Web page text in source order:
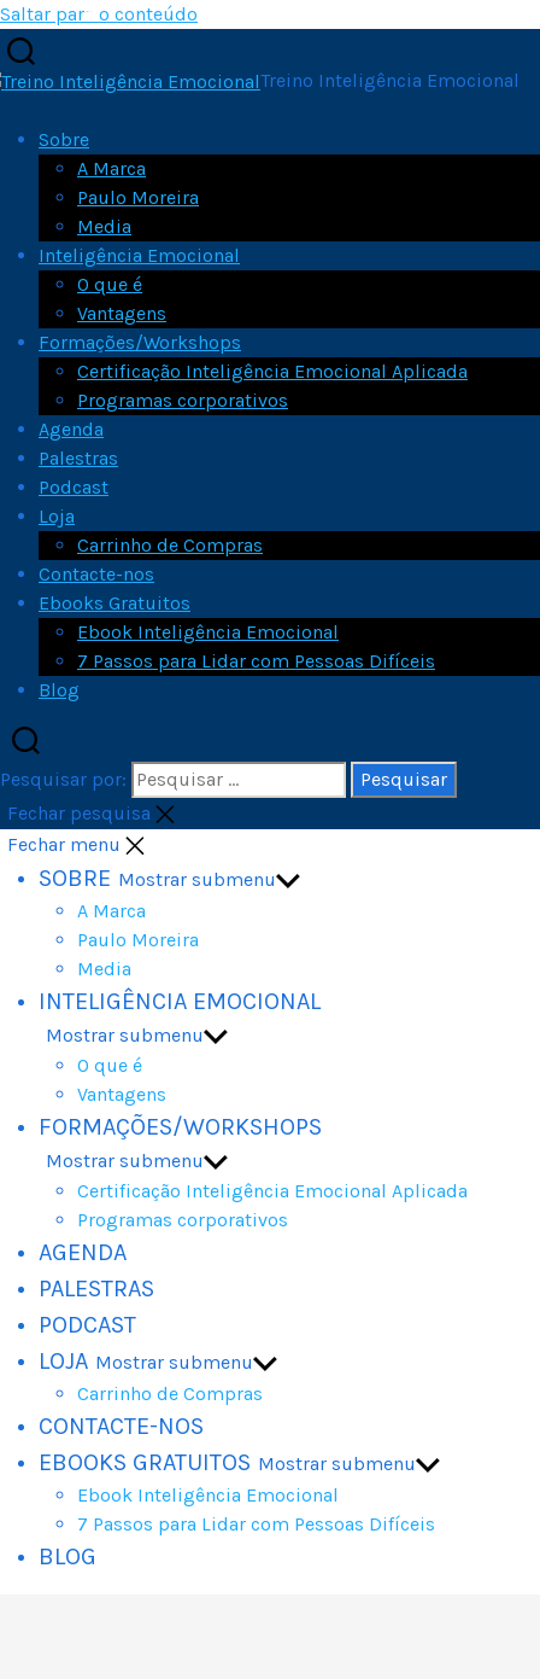
Saltar para o conteúdo
Treino Inteligência Emocional
Sobre
A Marca
Paulo Moreira
Media
Inteligência Emocional
O que é
Vantagens
Formações/Workshops
Certificação Inteligência Emocional Aplicada
Programas corporativos
Agenda
Palestras
Podcast
Loja
Carrinho de Compras
Contacte-nos
Ebooks Gratuitos
Ebook Inteligência Emocional
7 Passos para Lidar com Pessoas Difíceis
Blog
Pesquisar por:
Fechar pesquisa
Fechar menu
SOBRE Mostrar submenu
A Marca
Paulo Moreira
Media
INTELIGÊNCIA EMOCIONAL
Mostrar submenu
O que é
Vantagens
FORMAÇÕES/WORKSHOPS
Mostrar submenu
Certificação Inteligência Emocional Aplicada
Programas corporativos
AGENDA
PALESTRAS
PODCAST
LOJA Mostrar submenu
Carrinho de Compras
CONTACTE-NOS
EBOOKS GRATUITOS Mostrar submenu
Ebook Inteligência Emocional
7 Passos para Lidar com Pessoas Difíceis
BLOG